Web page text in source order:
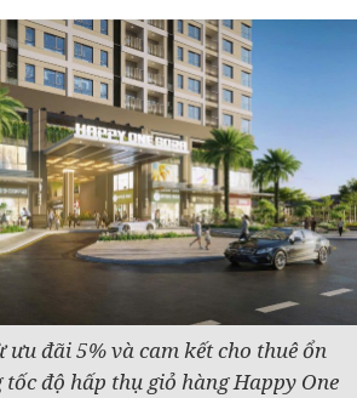
đãi 5% và cam kết cho thuê ổn
độ hấp thụ giỏ hàng Happy One